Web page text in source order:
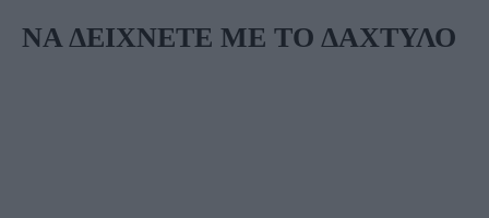
ΝΑ ΔΕΙΧΝΕΤΕ ΜΕ ΤΟ ΔΑΧΤΥΛΟ